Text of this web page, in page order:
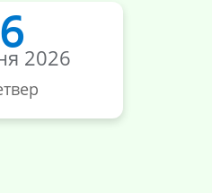
62026